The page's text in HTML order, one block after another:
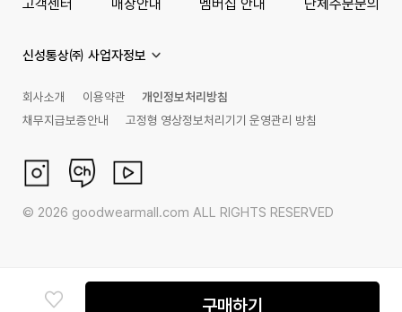
구매하기
고객센터 매장안내 멤버십 안내 단체주문문의
신성통상㈜ 사업자정보
회사소개 이용약관
개인정보처리방침
채무지급보증안내
고정형 영상정보처리기기 운영관리 방침
© 2026 goodwearmall.com ALL RIGHTS RESERVED